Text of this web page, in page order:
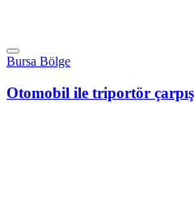
Bursa Bölge
Otomobil ile triportör